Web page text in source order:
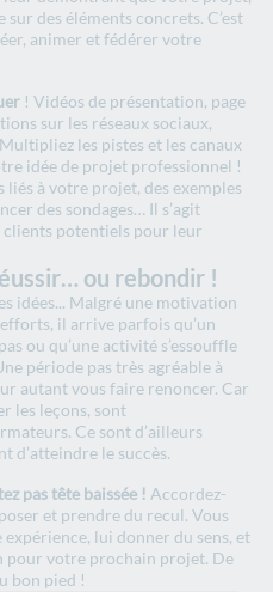
des éléments concrets. C’est
animer et fédérer votre
! Vidéos de présentation, page
sur les réseaux sociaux,
les pistes et les canaux
idée de projet professionnel !
à votre projet, des exemples
des sondages… Il s’agit
clients potentiels pour leur
ou rebondir !
idées... Malgré une motivation
il arrive parfois qu’un
ou qu’une activité s’essouffle
période pas très agréable à
autant vous faire renoncer. Car
les leçons, sont
Ce sont d’ailleurs
d’atteindre le succès.
pas tête baissée ! Accordez-
et prendre du recul. Vous
lui donner du sens, et
pour votre prochain projet. De
bon pied !